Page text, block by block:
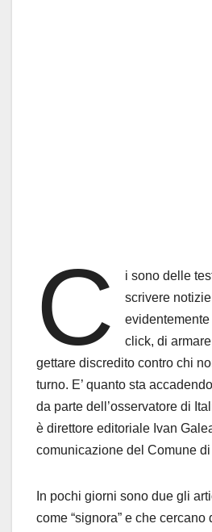
C
i sono delle
scrivere
click, di
gettare discredito contro chi
turno. E’ quanto sta
da parte dell’osservatore di
è direttore editoriale Ivan
comunicazione del Comune
In pochi giorni sono due gli
come “signora” e che